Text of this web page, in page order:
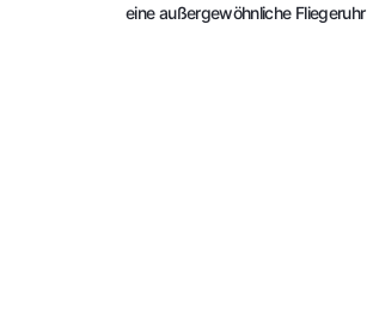
eine außergewöhnliche Fliegeruhr